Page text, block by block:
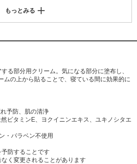
、ステアリルアルコール、セタノール、ポ
ル、親油型モノステアリン酸グリセリル、
もっとみる
る部分用クリーム。気になる部分に塗布し、
ムの上から貼ることで、寝ている間に効果的に
予防、肌の清浄
ビタミンE、ヨクイニンエキス、ユキノシタエ
・パラベン不使用
防することです
く変更されることがあります